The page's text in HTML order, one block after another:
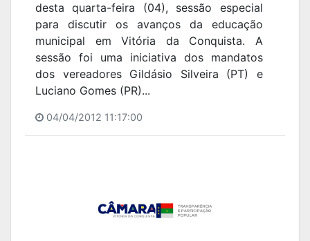
desta quarta-feira (04), sessão especial
para discutir os avanços da educação
municipal em Vitória da Conquista. A
sessão foi uma iniciativa dos mandatos
dos vereadores Gildásio Silveira (PT) e
Luciano Gomes (PR)...
04/04/2012 11:17:00